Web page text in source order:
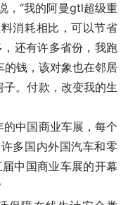
，“我的阿曼gtl超级重
消耗相比，可以节省
还有许多省份，我跑
钱，该对象也在邻居
。付款，改变我的生
中国商业车展，每个
多国内外国汽车和零
中国商业车展的开幕